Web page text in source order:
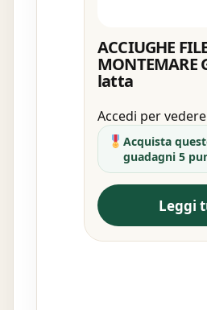
ACCIUGHE
MONTEMARE
latta
Accedi per
Acquista
guadagni 5
Leggi